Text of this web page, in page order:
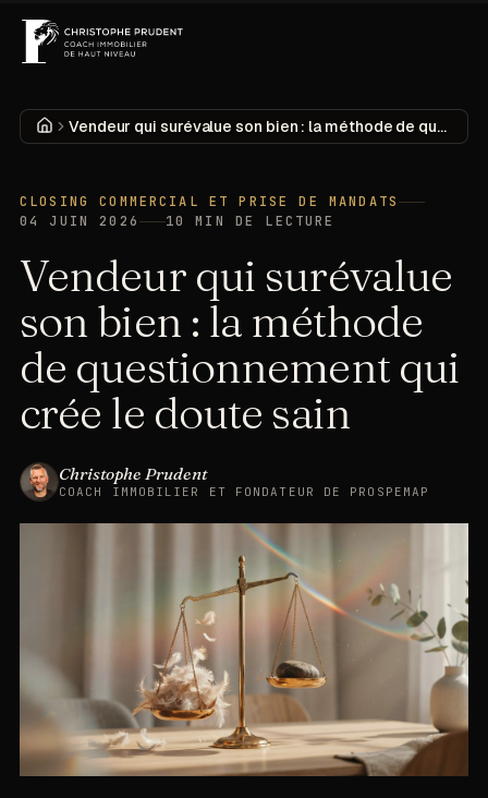
MENU
SUR CETTE PAGE
Accueil Vendeur qui surévalue son bien : la méthode de questionnement qui crée le doute sain
CLOSING COMMERCIAL ET PRISE DE MANDATS
04 JUIN 2026
10 MIN DE LECTURE
Vendeur qui surévalue
son bien : la méthode
de questionnement qui
crée le doute sain
Christophe Prudent
COACH IMMOBILIER ET FONDATEUR DE PROSPEMAP